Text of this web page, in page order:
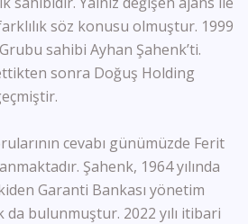
söz konusu olmuştur. 1999
sahibi Ayhan Şahenk’ti.
sonra Doğuş Holding
cevabı günümüzde Ferit
Şahenk, 1964 yılında
Garanti Bankası yönetim
bulunmuştur. 2022 yılı itibari